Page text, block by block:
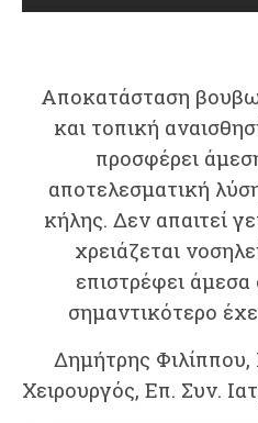
Αποκατάσταση
και τοπική
προσφέρει
αποτελεσματική
κήλης. Δεν απαιτεί
χρειάζεται
επιστρέφει άμεσα
σημαντικότερο
Δημήτρης Φιλίππου,
Χειρουργός, Επ. Συν.